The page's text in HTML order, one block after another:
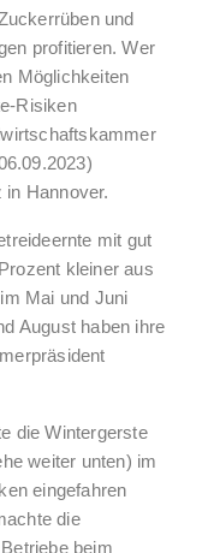
und
profitieren. Wer
Möglichkeiten
Risiken
Hannover.
mit gut
kleiner aus
Mai und Juni
August haben ihre
die Wintergerste
weiter unten) im
eingefahren
die
beim